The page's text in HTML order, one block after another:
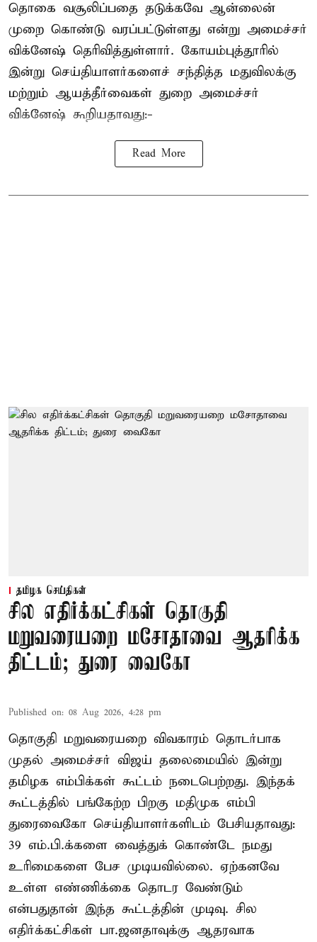
தொகை வசூலிப்பதை தடுக்கவே ஆன்லைன்
முறை கொண்டு வரப்பட்டுள்ளது என்று அமைச்சர்
விக்னேஷ் தெரிவித்துள்ளார். கோயம்புத்தூரில்
இன்று செய்தியாளர்களைச் சந்தித்த மதுவிலக்கு
மற்றும் ஆயத்தீர்வைகள் துறை அமைச்சர்
விக்னேஷ் கூறியதாவது:-
Read More
தமிழக செய்திகள்
சில எதிர்க்கட்சிகள் தொகுதி
மறுவரையறை மசோதாவை ஆதரிக்க
திட்டம்; துரை வைகோ
Published on: 08 Aug 2026, 4:28 pm
தொகுதி மறுவரையறை விவகாரம் தொடர்பாக
முதல் அமைச்சர் விஜய் தலைமையில் இன்று
தமிழக எம்பிக்கள் கூட்டம் நடைபெற்றது. இந்தக்
கூட்டத்தில் பங்கேற்ற பிறகு மதிமுக எம்பி
துரைவைகோ செய்தியாளர்களிடம் பேசியதாவது:
39 எம்.பி.க்களை வைத்துக் கொண்டே நமது
உரிமைகளை பேச முடியவில்லை. ஏற்கனவே
உள்ள எண்ணிக்கை தொடர வேண்டும்
என்பதுதான் இந்த கூட்டத்தின் முடிவு. சில
எதிர்க்கட்சிகள் பா.ஜனதாவுக்கு ஆதரவாக